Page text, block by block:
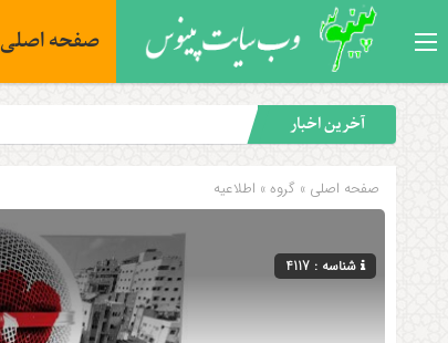
صفحه اصلی
آخرین اخبار
صفحه اصلی » گروه » اطلاعیه
شناسه : 4117